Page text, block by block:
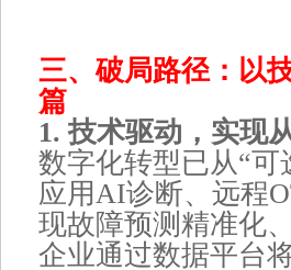
三、破局路径：以
篇
1. 技术驱动，实现
数字化转型已从“可
应用AI诊断、远程
现故障预测精准化
企业通过数据平台